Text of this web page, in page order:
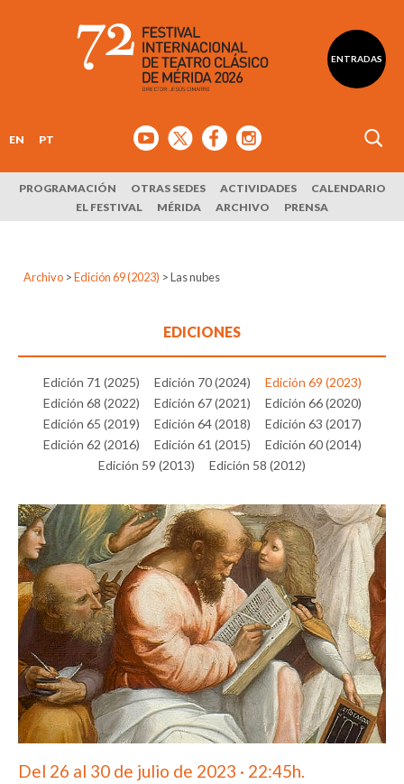
ENTRADAS
EN PT
PROGRAMACIÓN OTRAS SEDES ACTIVIDADES
CALENDARIO
EL FESTIVAL
MÉRIDA ARCHIVO PRENSA
Archivo > Edición 69 (2023) >Las nubes
EDICIONES
Edición 71 (2025) Edición 70 (2024)
Edición 69 (2023)
Edición 68 (2022)
Edición 67 (2021)
Edición 66 (2020)
Edición 65 (2019)
Edición 64 (2018)
Edición 63 (2017)
Edición 62 (2016)
Edición 61 (2015)
Edición 60 (2014)
Edición 59 (2013)
Edición 58 (2012)
Del 26 al 30 de julio de 2023 · 22:45h.